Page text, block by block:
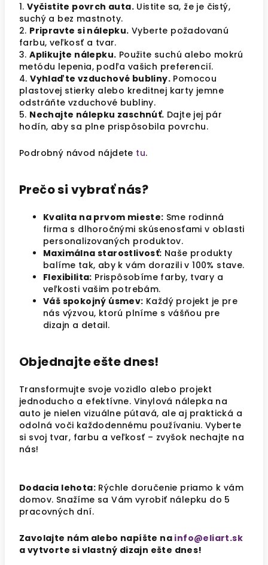
1.Vyčistite povrch auta. Uistite sa, že je čistý,
suchý a bez mastnoty.
2. Pripravte si nálepku. Vyberte požadovanú
farbu, veľkosť a tvar.
3.Aplikujte nálepku. Použite suchú alebo mokrú
metódu lepenia, podľa vašich preferencií.
4.Vyhlaďte vzduchové bubliny. Pomocou
plastovej stierky alebo kreditnej karty jemne
odstráňte vzduchové bubliny.
5. Nechajte nálepku zaschnúť. Dajte jej pár
hodín, aby sa plne prispôsobila povrchu.
Podrobný návod nájdete tu.
Prečo si vybrať nás?
Kvalita na prvom mieste: Sme rodinná
firma s dlhoročnými skúsenosťami v oblasti
personalizovaných produktov.
Maximálna starostlivosť: Naše produkty
balíme tak, aby k vám dorazili v 100% stave.
Flexibilita: Prispôsobíme farby, tvary a
veľkosti vašim potrebám.
Váš spokojný úsmev: Každý projekt je pre
nás výzvou, ktorú plníme s vášňou pre
dizajn a detail.
Objednajte ešte dnes!
Transformujte svoje vozidlo alebo projekt
jednoducho a efektívne. Vinylová nálepka na
auto je nielen vizuálne pútavá, ale aj praktická a
odolná voči každodennému používaniu. Vyberte
si svoj tvar, farbu a veľkosť – zvyšok nechajte na
nás!
Dodacia lehota: Rýchle doručenie priamo k vám
domov. Snažíme sa Vám vyrobiť nálepku do 5
pracovných dní.
Zavolajte nám alebo napíšte na info@eliart.sk
a vytvorte si vlastný dizajn ešte dnes!